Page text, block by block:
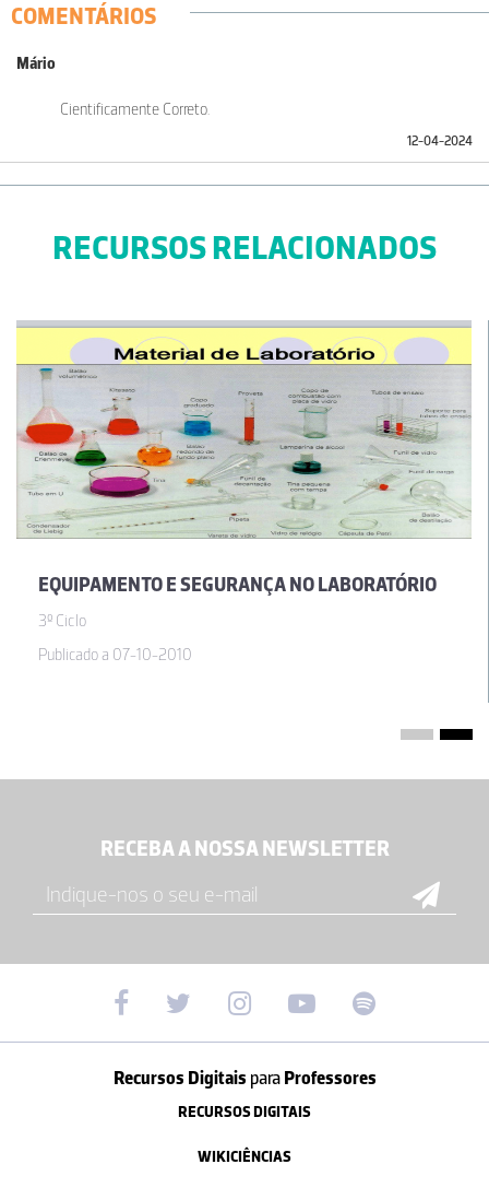
COMENTÁRIOS
Mário
Cientificamente Correto.
12-04-2024
RECURSOS RELACIONADOS
EQUIPAMENTO E SEGURANÇA NO LABORATÓRIO
3º Ciclo
Publicado a 07-10-2010
RECEBA A NOSSA NEWSLETTER
Recursos Digitais paraProfessores
RECURSOS DIGITAIS
WIKICIÊNCIAS